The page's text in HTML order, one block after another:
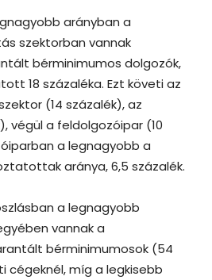
arányban a
szektorban vannak
bérminimumos dolgozók,
18 százaléka. Ezt követi az
(14 százalék), az
végül a feldolgozóipar (10
a legnagyobb a
aránya, 6,5 százalék.
a legnagyobb
vannak a
bérminimumosok (54
cégeknél, míg a legkisebb